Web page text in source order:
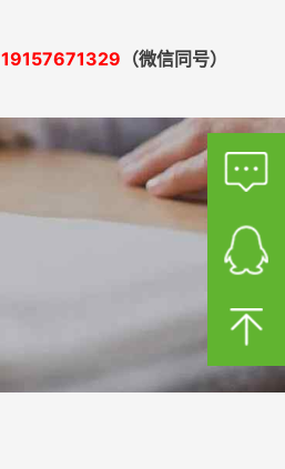
19157671329 （微信同号）